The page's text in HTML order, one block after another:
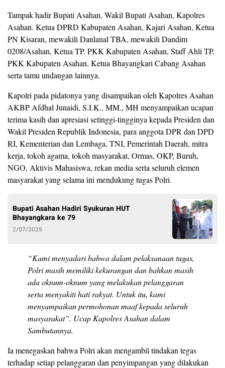
Tampak hadir Bupati Asahan, Wakil Bupati Asahan, Kapolres
Asahan. Ketua DPRD Kabupaten Asahan, Kajari Asahan, Ketua
PN Kisaran, mewakili Danlanal TBA, mewakili Dandim
0208/Asahan, Ketua TP. PKK Kabupaten Asahan, Staff Ahli TP.
PKK Kabupaten Asahan, Ketua Bhayangkari Cabang Asahan
serta tamu undangan lainnya.
Kapolri pada pidatonya yang disampaikan oleh Kapolres Asahan
AKBP Afdhal Junaidi, S.I.K., MM., MH menyampaikan ucapan
terima kasih dan apresiasi setinggi-tingginya kepada Presiden dan
Wakil Presiden Republik Indonesia, para anggota DPR dan DPD
RI, Kementerian dan Lembaga, TNI, Pemerintah Daerah, mitra
kerja, tokoh agama, tokoh masyarakat, Ormas, OKP, Buruh,
NGO, Aktivis Mahasiswa, rekan media serta seluruh elemen
masyarakat yang selama ini mendukung tugas Polri.
Bupati Asahan Hadiri Syukuran HUT
Bhayangkara ke 79
2/07/2025
“Kami menyadari bahwa dalam pelaksanaan tugas,
Polri masih memiliki kekurangan dan bahkan masih
ada oknum-oknum yang melakukan pelanggaran
serta menyakiti hati rakyat. Untuk itu, kami
menyampaikan permohonan maaf kepada seluruh
masyarakat”. Ucap Kapolres Asahan dalam
Sambutannya.
Ia menegaskan bahwa Polri akan mengambil tindakan tegas
terhadap setiap pelanggaran dan penyimpangan yang dilakukan